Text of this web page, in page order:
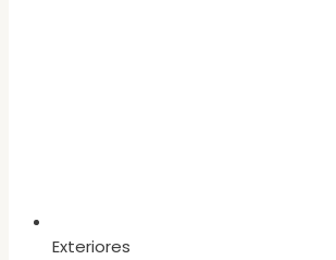
Exteriores